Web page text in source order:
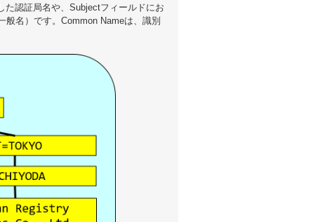
た認証局名や、Subjectフィールドにお
名）です。Common Nameは、識別